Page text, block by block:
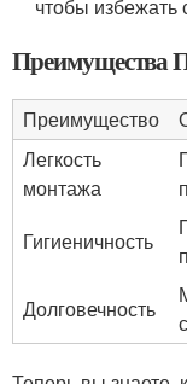
чтобы избежать
Преимущества
Преимущество
Легкость
монтажа
Гигиеничность
Долговечность